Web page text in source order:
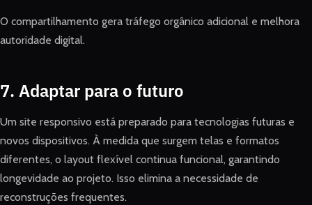
O compartilhamento gera tráfego orgânico adicional e melhora
autoridade digital.
7. Adaptar para o futuro
Um site responsivo está preparado para tecnologias futuras e
novos dispositivos. À medida que surgem telas e formatos
diferentes, o layout flexível continua funcional, garantindo
longevidade ao projeto. Isso elimina a necessidade de
reconstruções frequentes.